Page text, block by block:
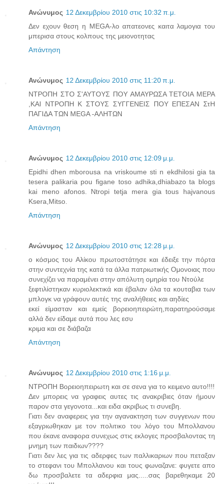
Ανώνυμος 12 Δεκεμβρίου 2010 στις 10:32 π.μ.
Δεν εχουν θεση η MEGA-λο απατεονες καιτα λαμογια του
μπερισα στους κολπους της μειονοτητας
Απάντηση
Ανώνυμος 12 Δεκεμβρίου 2010 στις 11:20 π.μ.
ΝΤΡΟΠΗ ΣΤΟ Σ'ΑΥΤΟΥΣ ΠΟΥ ΑΜΑΥΡΩΣΑ ΤΕΤΟΙΑ ΜΕΡΑ
,ΚΑΙ ΝΤΡΟΠΗ Κ ΣΤΟΥΣ ΣΥΓΓΕΝΕΙΣ ΠΟΥ ΕΠΕΣΑΝ ΣτΗ
ΠΑΓΙΔΑ ΤΩΝ MEGA -ΑΛΗΤΩΝ
Απάντηση
Ανώνυμος 12 Δεκεμβρίου 2010 στις 12:09 μ.μ.
Epidhi dhen mborousa na vriskoume sti n ekdhilosi gia ta
tesera palikaria pou figane toso adhika,dhiabazo ta blogs
kai meno afonos. Ntropi tetja mera gia tous hajvanous
Ksera,Mitso.
Απάντηση
Ανώνυμος 12 Δεκεμβρίου 2010 στις 12:28 μ.μ.
ο κόσμος του Αλίκου πρωτοστάτησε και έδειξε την πόρτα
στην συντεχνία της κατά τα άλλα πατριωτικής Ομονοιας που
συνεχίζει να παραμένει στην απόλυτη ομηρία του Ντούλε
ξεφτιλίστηκαν κυριολεκτικά και έβαλαν όλα τα κουταβια των
μπλογκ να γράφουν αυτές της αναλήθειες και αηδίες
εκεί είμασταν και εμείς βορειοηπειρώτη,παρατηρούσαμε
αλλά δεν είδαμε αυτά που λες εσυ
κριμα και σε διάβαζα
Απάντηση
Ανώνυμος 12 Δεκεμβρίου 2010 στις 1:16 μ.μ.
ΝΤΡΟΠΗ Bορειοηπειρωτη και σε σενα για το κειμενο αυτο!!!!
Δεν μπορεις να γραφεις αυτες τις ανακριβιες όταν ήμουν
παρον στα γεγονοτα...και ειδα ακριβως τι συνεβη.
Γιατι δεν αναφερεις για την αγανακτηση των συγγενων που
εξαγριωθηκαν με τον πολιτικο του λόγο του Μπολλανου
που έκανε αναφορα συνεχως στις εκλογες προσβαλοντας τη
μνημη των παιδιων????
Γιατι δεν λες για τις αδερφες των παλλικαριων που πεταξαν
το στεφανι του Μπολλανου και τους φωναζανε: φυγετε απο
δω προσβαλετε τα αδερφια μας.....σας βαρεθηκαμε 20